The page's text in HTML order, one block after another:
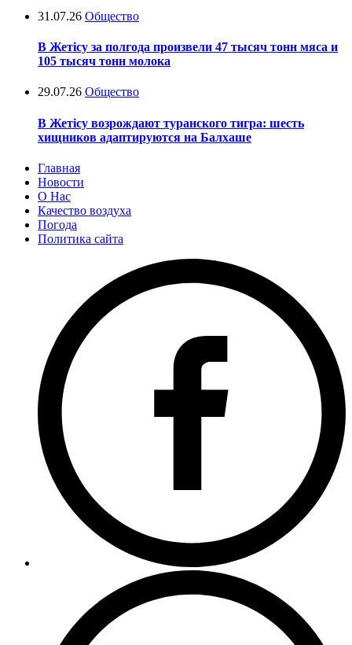
31.07.26 Общество
В Жетісу за полгода произвели 47 тысяч тонн мяса и
105 тысяч тонн молока
29.07.26 Общество
В Жетісу возрождают туранского тигра: шесть
хищников адаптируются на Балхаше
Главная
Новости
О Нас
Качество воздуха
Погода
Политика сайта